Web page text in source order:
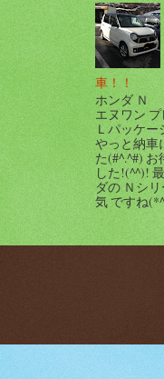
車！！
ホンダ
エヌワン
Ｌパッケー
やっと納車
た(#^.^#) お
した!(^^)!
ダの Ｎシ
気 ですね